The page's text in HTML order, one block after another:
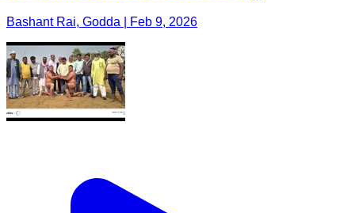
Bashant Rai, Godda | Feb 9, 2026